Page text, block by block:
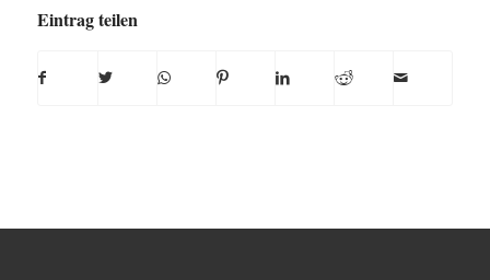
Eintrag teilen